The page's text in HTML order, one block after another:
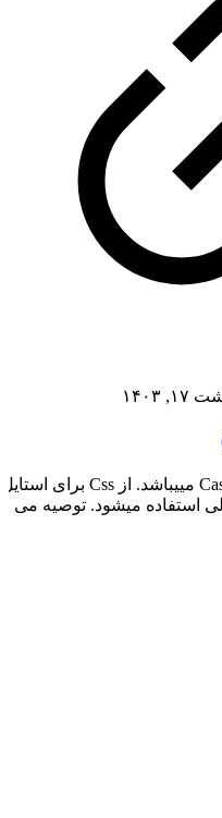
۱۴۰۳
CSS مخفف واژه Cascade Style Sheets مییباشد. از Css برای استایل
میشود. توصیه می